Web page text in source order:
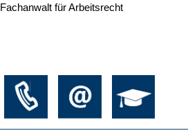
Fachanwalt für Arbeitsrecht